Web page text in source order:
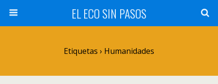
EL ECO SIN PASOS
Etiquetas › Humanidades